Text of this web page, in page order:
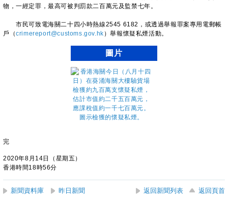
物，一經定罪，最高可被判罰款二百萬元及監禁七年。
市民可致電海關二十四小時熱線2545 6182，或透過舉報罪案專用電郵帳
戶（crimereport@customs.gov.hk ）舉報懷疑私煙活動。
圖片
完
2020年8月14日（星期五）
香港時間18時56分
新聞資料庫 昨日新聞 返回新聞列表 返回頁首